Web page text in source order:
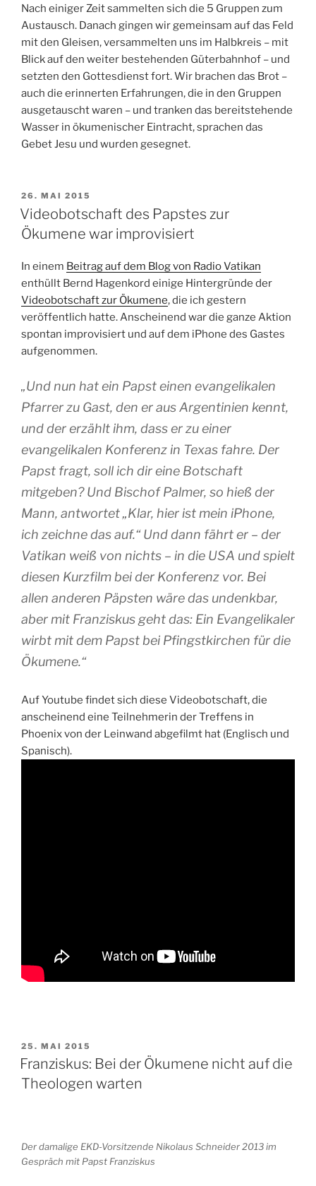
Nach einiger Zeit sammelten sich die 5 Gruppen zum
Austausch. Danach gingen wir gemeinsam auf das Feld
mit den Gleisen, versammelten uns im Halbkreis – mit
Blick auf den weiter bestehenden Güterbahnhof – und
setzten den Gottesdienst fort. Wir brachen das Brot –
auch die erinnerten Erfahrungen, die in den Gruppen
ausgetauscht waren – und tranken das bereitstehende
Wasser in ökumenischer Eintracht, sprachen das
Gebet Jesu und wurden gesegnet.
VERÖFFENTLICHT
AM
26. MAI 2015
Videobotschaft des Papstes zur
Ökumene war improvisiert
In einem Beitrag auf dem Blog von Radio Vatikan
enthüllt Bernd Hagenkord einige Hintergründe der
Videobotschaft zur Ökumene, die ich gestern
veröffentlich hatte. Anscheinend war die ganze Aktion
spontan improvisiert und auf dem iPhone des Gastes
aufgenommen.
„Und nun hat ein Papst einen evangelikalen
Pfarrer zu Gast, den er aus Argentinien kennt,
und der erzählt ihm, dass er zu einer
evangelikalen Konferenz in Texas fahre. Der
Papst fragt, soll ich dir eine Botschaft
mitgeben? Und Bischof Palmer, so hieß der
Mann, antwortet „Klar, hier ist mein iPhone,
ich zeichne das auf.“ Und dann fährt er – der
Vatikan weiß von nichts – in die USA und spielt
diesen Kurzfilm bei der Konferenz vor. Bei
allen anderen Päpsten wäre das undenkbar,
aber mit Franziskus geht das: Ein Evangelikaler
wirbt mit dem Papst bei Pfingstkirchen für die
Ökumene.“
Auf Youtube findet sich diese Videobotschaft, die
anscheinend eine Teilnehmerin der Treffens in
Phoenix von der Leinwand abgefilmt hat (Englisch und
Spanisch).
VERÖFFENTLICHT
AM
25. MAI 2015
Franziskus: Bei der Ökumene nicht auf die
Theologen warten
Der damalige EKD-Vorsitzende Nikolaus Schneider 2013 im
Gespräch mit Papst Franziskus